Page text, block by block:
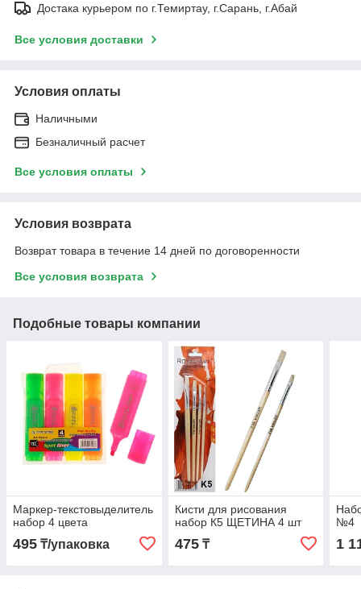
Достака курьером по г.Темиртау, г.Сарань, г.Абай
Все условия доставки
Условия оплаты
Наличными
Безналичный расчет
Все условия оплаты
Условия возврата
Возврат товара в течение 14 дней по договоренности
Все условия возврата
Подобные товары компании
Маркер-текстовыделитель
набор 4 цвета
495 ₸/упаковка
Кисти для рисования
набор К5 ЩЕТИНА 4 шт
475₸
№4
1